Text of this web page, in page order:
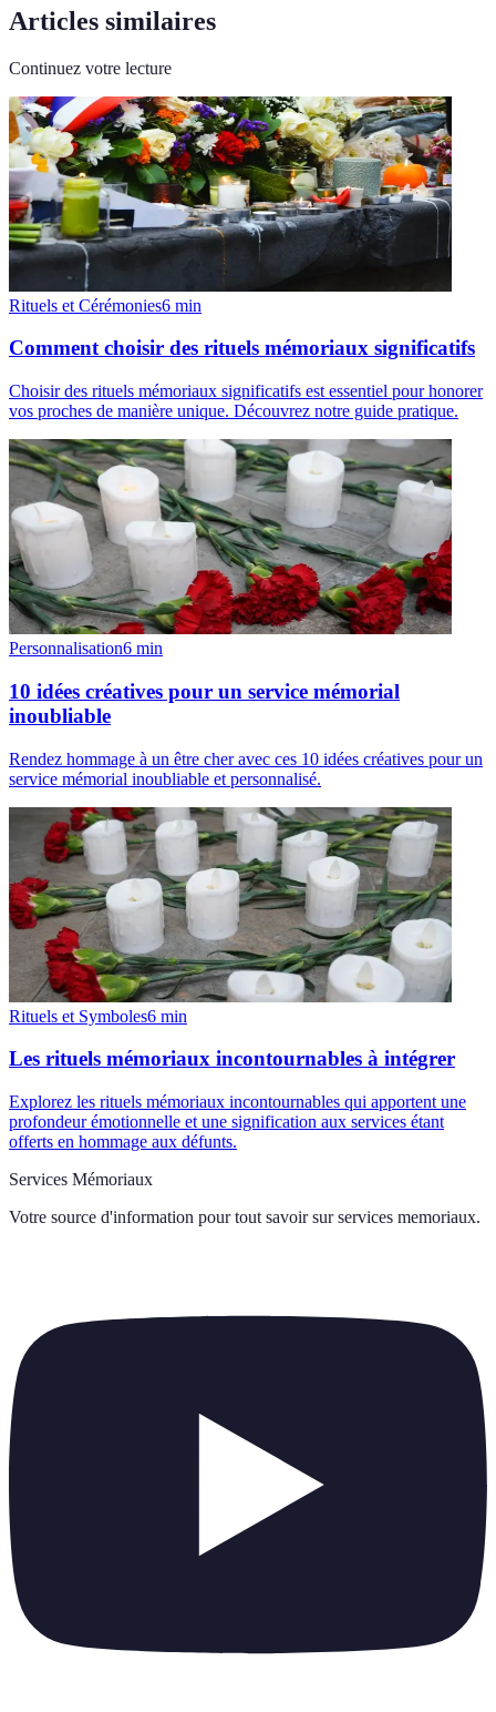
Articles similaires
Continuez votre lecture
Rituels et Cérémonies6 min
Comment choisir des rituels mémoriaux significatifs
Choisir des rituels mémoriaux significatifs est essentiel pour honorer
vos proches de manière unique. Découvrez notre guide pratique.
Personnalisation6 min
10 idées créatives pour un service mémorial
inoubliable
Rendez hommage à un être cher avec ces 10 idées créatives pour un
service mémorial inoubliable et personnalisé.
Rituels et Symboles6 min
Les rituels mémoriaux incontournables à intégrer
Explorez les rituels mémoriaux incontournables qui apportent une
profondeur émotionnelle et une signification aux services étant
offerts en hommage aux défunts.
Services Mémoriaux
Votre source d'information pour tout savoir sur services memoriaux.